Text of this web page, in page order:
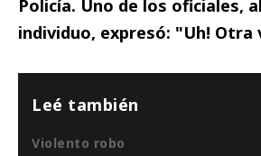
Policía. Uno de los oficiales,
individuo, expresó: "Uh! Otra
Leé también
Violento robo